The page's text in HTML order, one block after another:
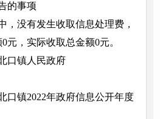
的事项
，没有发生收取信息处理费，
元，实际收取总金额0元。
口镇人民政府
口镇2022年政府信息公开年度